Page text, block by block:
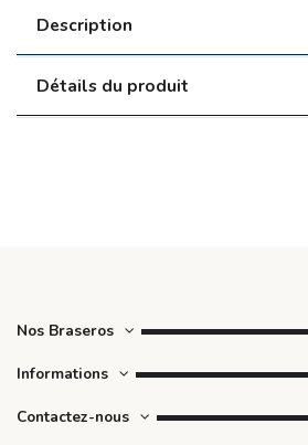
Description
Détails du produit
Nos Braseros
Informations
Contactez-nous